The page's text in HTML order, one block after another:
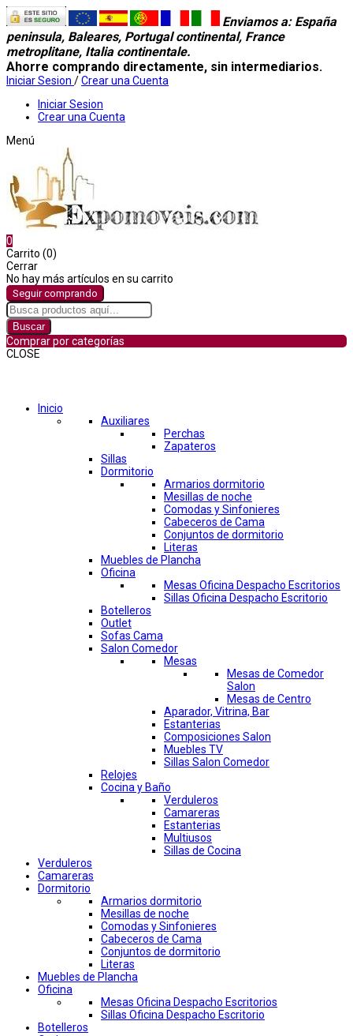
Enviamos a: España
peninsula, Baleares, Portugal continental, France
metroplitane, Italia continentale.
Ahorre comprando directamente, sin intermediarios.
Iniciar Sesion /Crear una Cuenta
Iniciar Sesion
Crear una Cuenta
Menú
0
Carrito (0)
Cerrar
No hay más artículos en su carrito
Seguir comprando
Buscar
Comprar por categorías
CLOSE
Inicio
Auxiliares
Perchas
Zapateros
Sillas
Dormitorio
Armarios dormitorio
Mesillas de noche
Comodas y Sinfonieres
Cabeceros de Cama
Conjuntos de dormitorio
Literas
Muebles de Plancha
Oficina
Mesas Oficina Despacho Escritorios
Sillas Oficina Despacho Escritorio
Botelleros
Outlet
Sofas Cama
Salon Comedor
Mesas
Mesas de Comedor
Salon
Mesas de Centro
Aparador, Vitrina, Bar
Estanterias
Composiciones Salon
Muebles TV
Sillas Salon Comedor
Relojes
Cocina y Baño
Verduleros
Camareras
Estanterias
Multiusos
Sillas de Cocina
Verduleros
Camareras
Dormitorio
Armarios dormitorio
Mesillas de noche
Comodas y Sinfonieres
Cabeceros de Cama
Conjuntos de dormitorio
Literas
Muebles de Plancha
Oficina
Mesas Oficina Despacho Escritorios
Sillas Oficina Despacho Escritorio
Botelleros